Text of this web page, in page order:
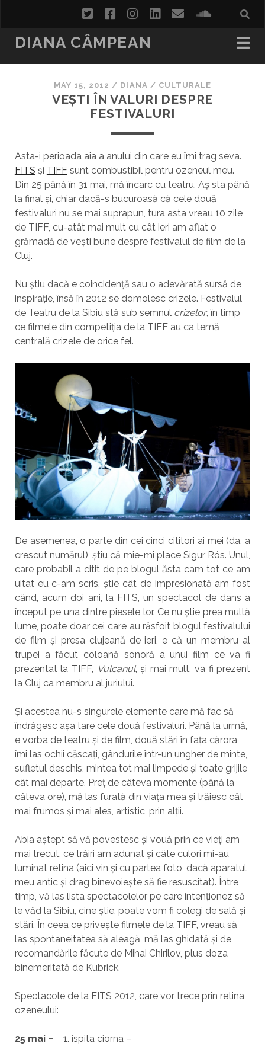
twitterfacebookinstagram
linkedin
email
DIANA CÂMPEAN
MAY 15, 2012 / DIANA / CULTURALE
VEȘTI ÎN VALURI DESPRE
FESTIVALURI
Asta-i perioada aia a anului din care eu îmi trag seva.
FITS și TIFFsunt combustibil pentru ozeneul meu.
Din 25 până în 31 mai, mă încarc cu teatru. Aș sta până
la final și, chiar dacă-s bucuroasă că cele două
festivaluri nu se mai suprapun, tura asta vreau 10 zile
de TIFF, cu-atât mai mult cu cât ieri am aflat o
grămadă de vești bune despre festivalul de film de la
Cluj.
Nu știu dacă e coincidență sau o adevărată sursă de
inspirație, însă în 2012 se domolesc crizele. Festivalul
de Teatru de la Sibiu stă sub semnul crizelor, în timp
ce filmele din competiția de la TIFF au ca temă
centrală crizele de orice fel.
De asemenea, o parte din cei cinci cititori ai mei (da, a
crescut numărul), știu că mie-mi place Sigur Rós. Unul,
care probabil a citit de pe blogul ăsta cam tot ce am
uitat eu c-am scris, știe cât de impresionată am fost
când, acum doi ani, la FITS, un spectacol de dans a
început pe una dintre piesele lor. Ce nu știe prea multă
lume, poate doar cei care au răsfoit blogul festivalului
de film și presa clujeană de ieri, e că un membru al
trupei a făcut coloană sonoră a unui film ce va fi
prezentat la TIFF, Vulcanul, și mai mult, va fi prezent
la Cluj ca membru al juriului.
Și acestea nu-s singurele elemente care mă fac să
îndrăgesc așa tare cele două festivaluri. Până la urmă,
e vorba de teatru și de film, două stări în fața cărora
îmi las ochii căscați, gândurile într-un ungher de minte,
sufletul deschis, mintea tot mai limpede și toate grijile
cât mai departe. Preț de câteva momente (până la
câteva ore), mă las furată din viața mea și trăiesc cât
mai frumos și mai ales, artistic, prin alții.
Abia aștept să vă povestesc și vouă prin ce vieți am
mai trecut, ce trăiri am adunat și câte culori mi-au
luminat retina (aici vin și cu partea foto, dacă aparatul
meu antic și drag binevoiește să fie resuscitat). Între
timp, vă las lista spectacolelor pe care intenționez să
le văd la Sibiu, cine știe, poate vom fi colegi de sală și
stări. În ceea ce privește filmele de la TIFF, vreau să
las spontaneitatea să aleagă, mă las ghidată și de
recomandările făcute de Mihai Chirilov, plus doza
binemeritată de Kubrick.
Spectacole de la FITS 2012, care vor trece prin retina
ozeneului:
25 mai – 1. ispita ciorna –